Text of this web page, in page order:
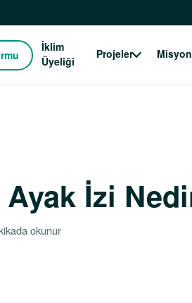
İklim
Üyeliği
Projeler Misyon
İzi
okunur